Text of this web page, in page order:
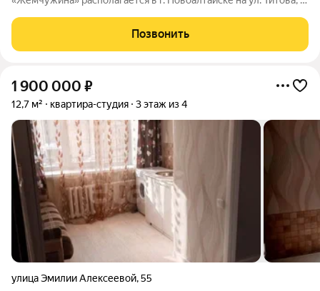
входа и один лифт.
Позвонить
1 900 000 ₽
12,7 м² квартира-студия 3 этаж из 4
улица Эмилии Алексеевой,55